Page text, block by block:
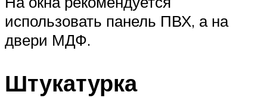
использовать панель ПВХ, а на
двери МДФ.
Штукатурка